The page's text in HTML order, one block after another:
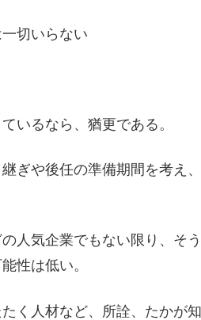
切いらない
いるなら、猶更である。
ぎや後任の準備期間を考え
人気企業でもない限り、そ
性は低い。
く人材など、所詮、たかが